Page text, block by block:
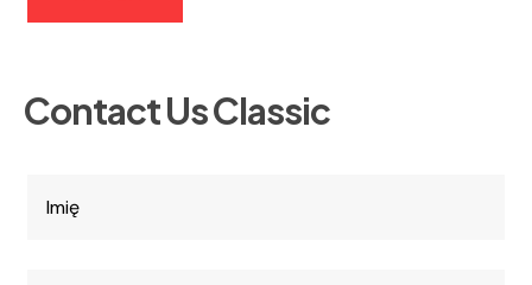
Contact Us Classic